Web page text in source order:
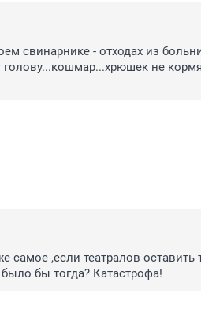
свинарнике - отходах из
не
самое ,если театралов оставить
бы тогда? Катастрофа!